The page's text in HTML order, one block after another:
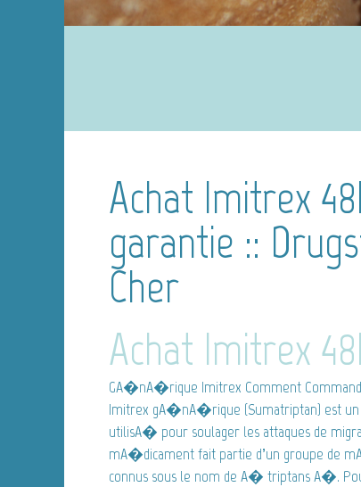
Achat Imitrex
garantie ::
Cher
Achat Imitrex
GA�nA�rique Imitrex Comment
Imitrex gA�nA�rique (Sumatriptan) est
utilisA� pour soulager les attaques de
mA�dicament fait partie d’un groupe de
connus sous le nom de A� triptans A�.